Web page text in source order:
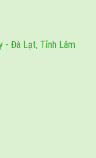
- Đà Lạt, Tỉnh Lâm